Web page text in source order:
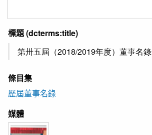
標題(dcterms:title)
第卅五屆（2018/2019年度）董事名錄
條目集
歷屆董事名錄
媒體